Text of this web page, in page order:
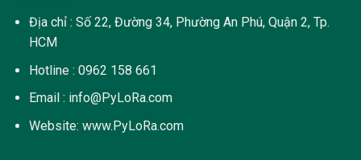
Địa chỉ : Số 22, Đường 34, Phường An Phú, Quận 2, Tp.
HCM
Hotline : 0962 158 661
Email : info@PyLoRa.com
Website: www.PyLoRa.com